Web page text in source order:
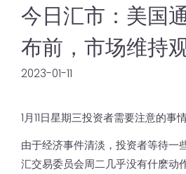
今日汇市：美国
布前，市场维持
2023-01-11
1月11日星期三投资者需要注意的事
由于经济事件清淡，投资者等待一
汇交易委员会周二几乎没有什麽动